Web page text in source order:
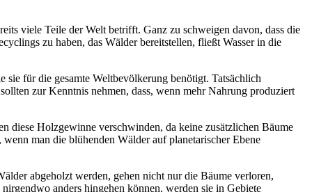
viele Teile der Welt betrifft. Ganz zu schweigen davon, dass die
zu haben, das Wälder bereitstellen, fließt Wasser in die
für die gesamte Weltbevölkerung benötigt. Tatsächlich
zur Kenntnis nehmen, dass, wenn mehr Nahrung produziert
diese Holzgewinne verschwinden, da keine zusätzlichen Bäume
man die blühenden Wälder auf planetarischer Ebene
abgeholzt werden, gehen nicht nur die Bäume verloren,
anders hingehen können, werden sie in Gebiete